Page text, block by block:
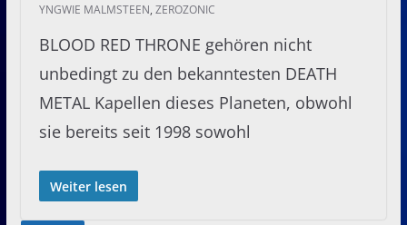
YNGWIE MALMSTEEN, ZEROZONIC
BLOOD RED THRONE gehören nicht
unbedingt zu den bekanntesten DEATH
METAL Kapellen dieses Planeten, obwohl
sie bereits seit 1998 sowohl
Weiter lesen